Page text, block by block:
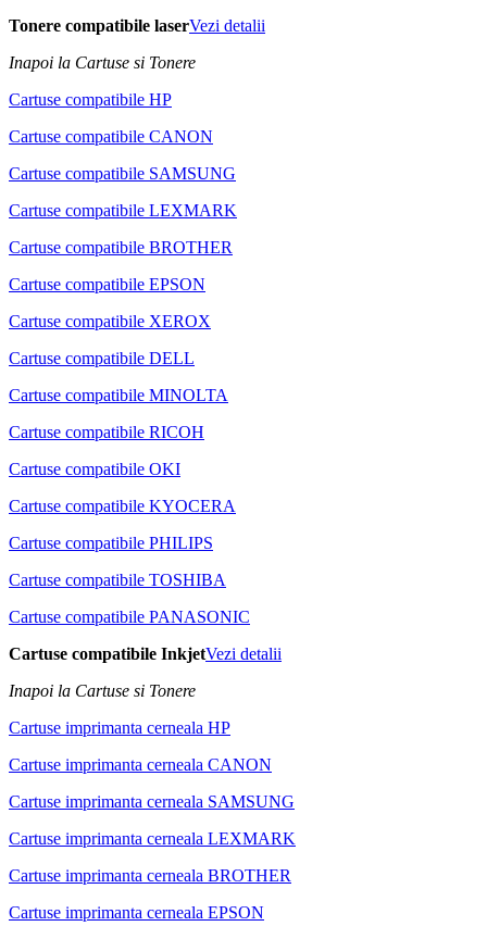
Tonere compatibile laserVezi detalii
Inapoi la Cartuse si Tonere
Cartuse compatibile HP
Cartuse compatibile CANON
Cartuse compatibile SAMSUNG
Cartuse compatibile LEXMARK
Cartuse compatibile BROTHER
Cartuse compatibile EPSON
Cartuse compatibile XEROX
Cartuse compatibile DELL
Cartuse compatibile MINOLTA
Cartuse compatibile RICOH
Cartuse compatibile OKI
Cartuse compatibile KYOCERA
Cartuse compatibile PHILIPS
Cartuse compatibile TOSHIBA
Cartuse compatibile PANASONIC
Cartuse compatibile InkjetVezi detalii
Inapoi la Cartuse si Tonere
Cartuse imprimanta cerneala HP
Cartuse imprimanta cerneala CANON
Cartuse imprimanta cerneala SAMSUNG
Cartuse imprimanta cerneala LEXMARK
Cartuse imprimanta cerneala BROTHER
Cartuse imprimanta cerneala EPSON